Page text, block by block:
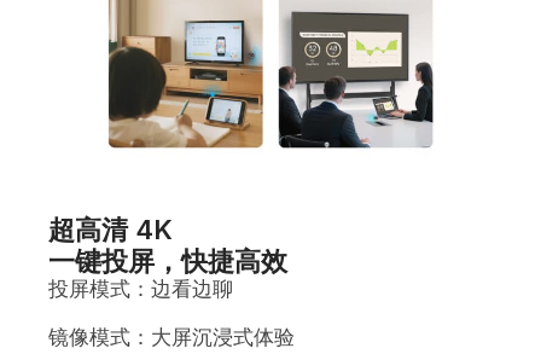
超高清 4K
一键投屏，快捷高效
投屏模式：边看边聊
镜像模式：大屏沉浸式体验